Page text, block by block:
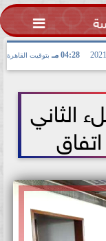

04:28 مـ بتوقيت القاهرة
الثاني